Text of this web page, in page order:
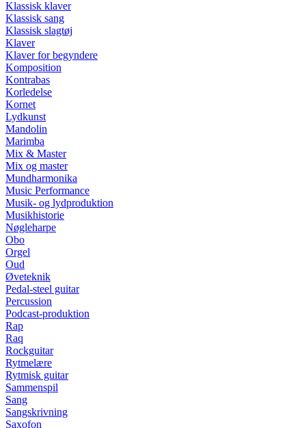
Klassisk klaver
Klassisk sang
Klassisk slagtøj
Klaver
Klaver for begyndere
Komposition
Kontrabas
Korledelse
Kornet
Lydkunst
Mandolin
Marimba
Mix & Master
Mix og master
Mundharmonika
Music Performance
Musik- og lydproduktion
Musikhistorie
Nøgleharpe
Obo
Orgel
Oud
Øveteknik
Pedal-steel guitar
Percussion
Podcast-produktion
Rap
Raq
Rockguitar
Rytmelære
Rytmisk guitar
Sammenspil
Sang
Sangskrivning
Saxofon